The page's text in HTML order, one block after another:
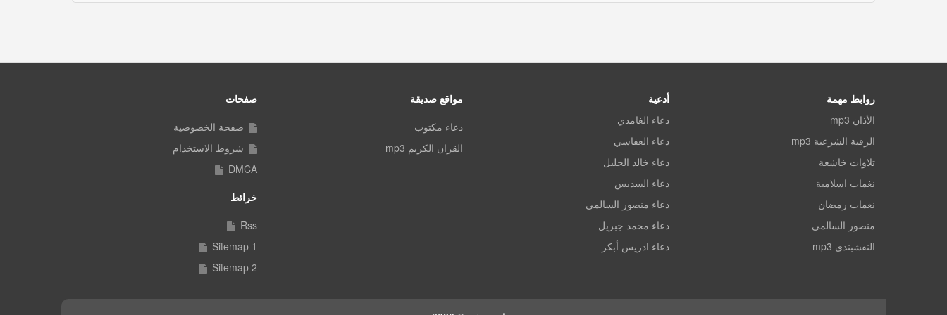
روابط مهمة
الأذان mp3
الرقية الشرعية mp3
تلاوات خاشعة
نغمات اسلامية
نغمات رمضان
منصور السالمي
النقشبندي mp3
أدعية
دعاء الغامدي
دعاء العفاسي
دعاء خالد الجليل
دعاء السديس
دعاء منصور السالمي
دعاء محمد جبريل
دعاء ادريس أبكر
مواقع صديقة
دعاء مكتوب
القران الكريم mp3
صفحات
صفحة الخصوصية
شروط الاستخدام
DMCA
خرائط
Rss
Sitemap 1
Sitemap 2